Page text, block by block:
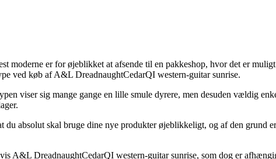
moderne er for øjeblikket at afsende til en pakkeshop, hvor det er
ved køb af A&L DreadnaughtCedarQI western-guitar sunrise.
viser sig mange gange en lille smule dyrere, men desuden vældig
absolut skal bruge dine nye produkter øjeblikkeligt, og af den grund
A&L DreadnaughtCedarQI western-guitar sunrise, som dog er